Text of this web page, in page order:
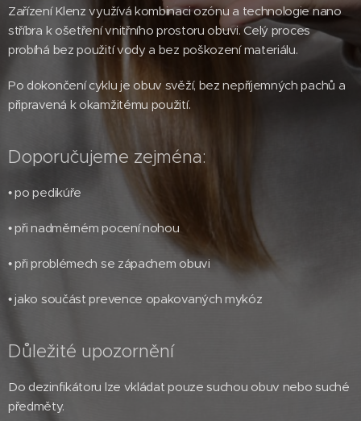
Zařízení Klenz využívá kombinaci ozónu a technologie nano
stříbra k ošetření vnitřního prostoru obuvi. Celý proces
probíhá bez použití vody a bez poškození materiálu.
Po dokončení cyklu je obuv svěží, bez nepříjemných pachů a
připravená k okamžitému použití.
Doporučujeme zejména:
• po pedikúře
• při nadměrném pocení nohou
• při problémech se zápachem obuvi
• jako součást prevence opakovaných mykóz
Důležité upozornění
Do dezinfikátoru lze vkládat pouze suchou obuv nebo suché
předměty.